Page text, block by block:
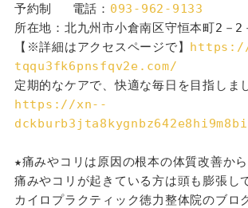
予約制 　電話： 093-962-9133
所在地：北九州市小倉南区守恒本町2－2
【※詳細はアクセスページで】
tqqu3fk6pnsfqv2e.com/
定期的なケアで、快適な毎日を目指しま
https://xn--
★痛みやコリは原因の根本の体質改善から
痛みやコリが起きている方は頭も膨張し
カイロプラクティック徳力整体院のブロ